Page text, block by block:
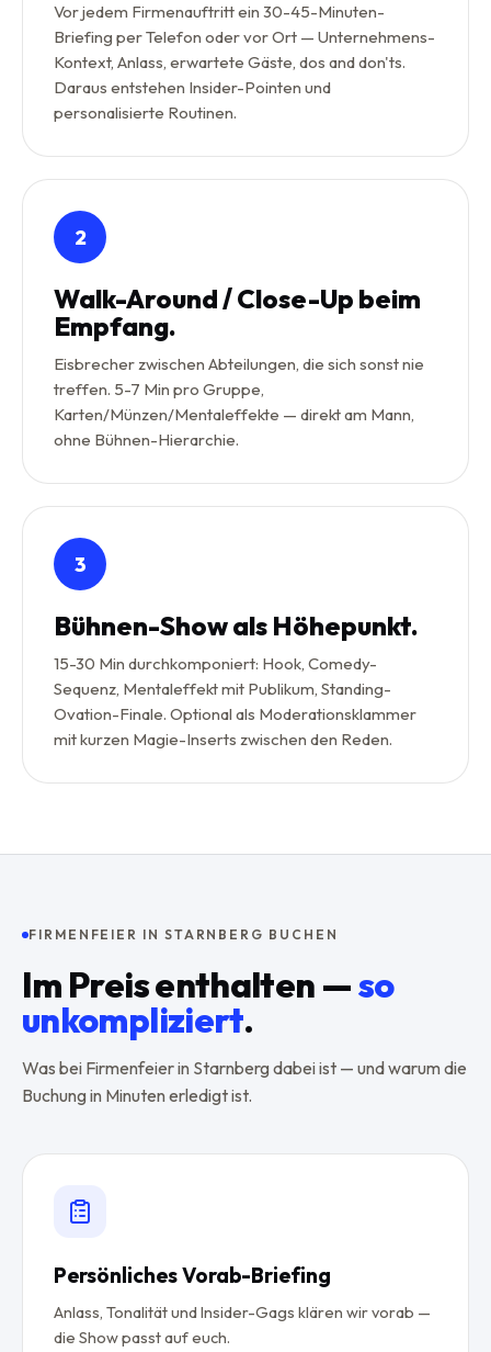
Vor jedem Firmenauftritt ein 30-45-Minuten-
Briefing per Telefon oder vor Ort — Unternehmens-
Kontext, Anlass, erwartete Gäste, dos and don'ts.
Daraus entstehen Insider-Pointen und
personalisierte Routinen.
2
Walk-Around / Close-Up beim
Empfang.
Eisbrecher zwischen Abteilungen, die sich sonst nie
treffen. 5-7 Min pro Gruppe,
Karten/Münzen/Mentaleffekte — direkt am Mann,
ohne Bühnen-Hierarchie.
3
Bühnen-Show als Höhepunkt.
15-30 Min durchkomponiert: Hook, Comedy-
Sequenz, Mentaleffekt mit Publikum, Standing-
Ovation-Finale. Optional als Moderationsklammer
mit kurzen Magie-Inserts zwischen den Reden.
FIRMENFEIER IN STARNBERG BUCHEN
Im Preis enthalten —so
unkompliziert.
Was bei Firmenfeier in Starnberg dabei ist — und warum die
Buchung in Minuten erledigt ist.
Persönliches Vorab-Briefing
Anlass, Tonalität und Insider-Gags klären wir vorab —
die Show passt auf euch.